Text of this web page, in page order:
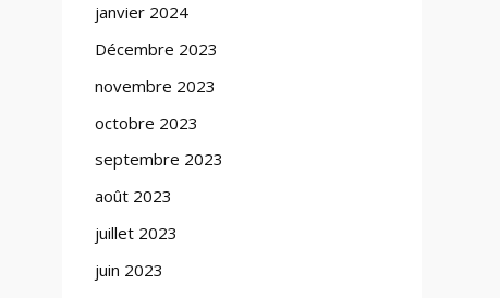
janvier 2024
Décembre 2023
novembre 2023
octobre 2023
septembre 2023
août 2023
juillet 2023
juin 2023